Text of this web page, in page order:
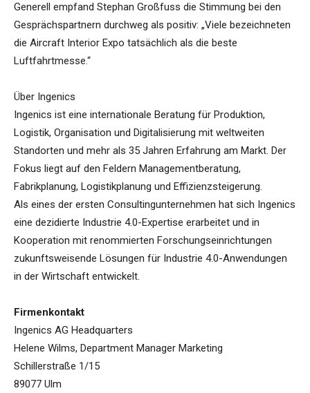
Generell empfand Stephan Großfuss die Stimmung bei den
Gesprächspartnern durchweg als positiv: „Viele bezeichneten
die Aircraft Interior Expo tatsächlich als die beste
Luftfahrtmesse.“
Über Ingenics
Ingenics ist eine internationale Beratung für Produktion,
Logistik, Organisation und Digitalisierung mit weltweiten
Standorten und mehr als 35 Jahren Erfahrung am Markt. Der
Fokus liegt auf den Feldern Managementberatung,
Fabrikplanung, Logistikplanung und Effizienzsteigerung.
Als eines der ersten Consultingunternehmen hat sich Ingenics
eine dezidierte Industrie 4.0-Expertise erarbeitet und in
Kooperation mit renommierten Forschungseinrichtungen
zukunftsweisende Lösungen für Industrie 4.0-Anwendungen
in der Wirtschaft entwickelt.
Firmenkontakt
Ingenics AG Headquarters
Helene Wilms, Department Manager Marketing
Schillerstraße 1/15
89077 Ulm